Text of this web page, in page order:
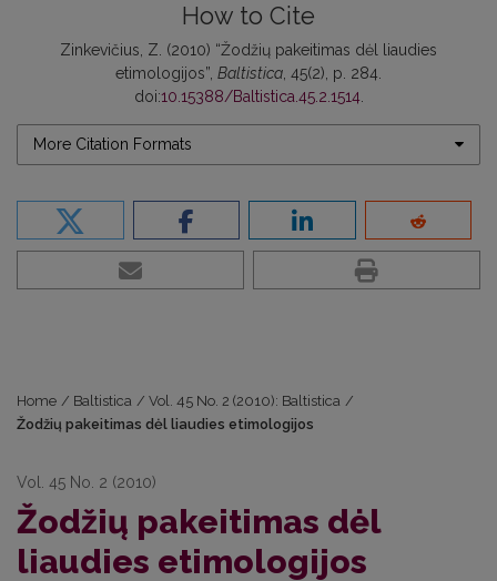
How to Cite
Zinkevičius, Z. (2010) “Žodžių pakeitimas dėl liaudies
etimologijos”, Baltistica , 45(2), p. 284.
doi:10.15388/Baltistica.45.2.1514.
More Citation Formats
Home / Baltistica / Vol. 45 No. 2 (2010): Baltistica /
Žodžių pakeitimas dėl liaudies etimologijos
Vol. 45 No. 2 (2010)
Žodžių pakeitimas dėl
liaudies etimologijos